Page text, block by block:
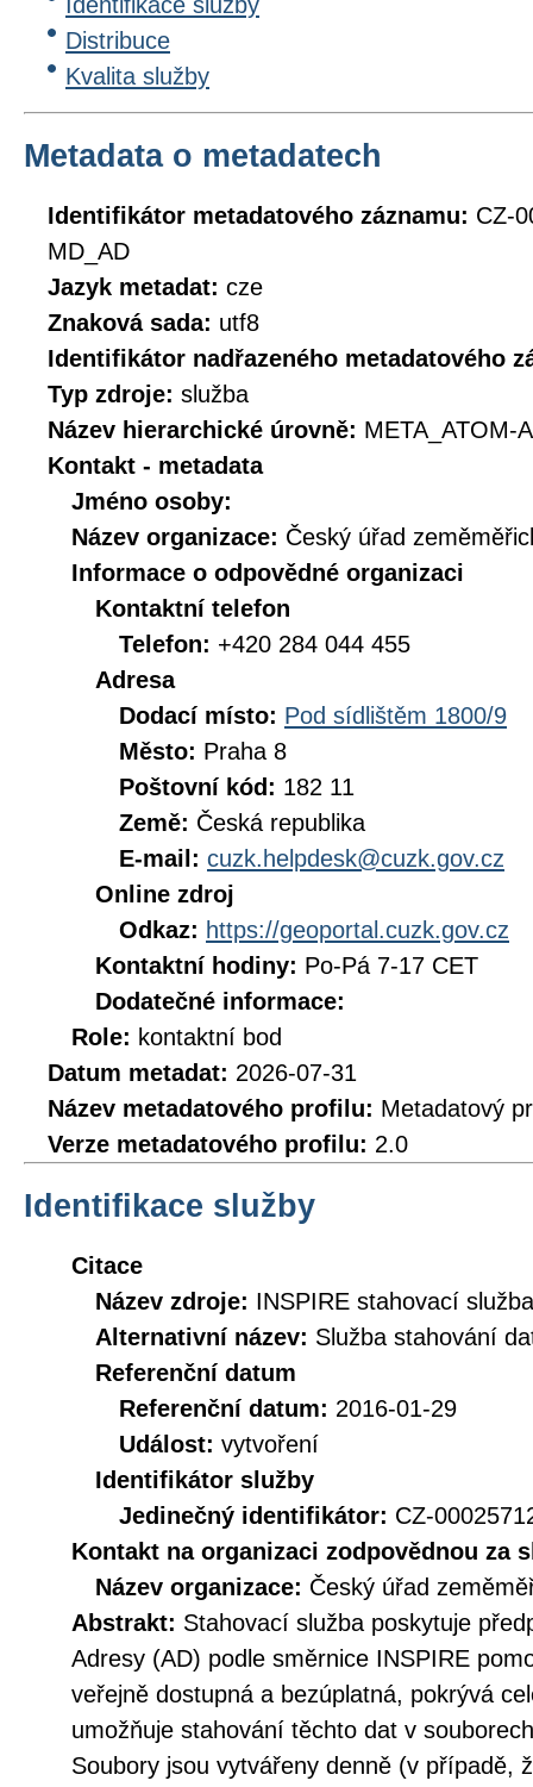
Distribuce
Kvalita služby
Metadata o metadatech
Identifikátor metadatového záznamu: CZ-
MD_AD
Jazyk metadat: cze
Znaková sada: utf8
Identifikátor nadřazeného metadatového
Typ zdroje: služba
Název hierarchické úrovně: META_ATOM-
Kontakt - metadata
Jméno osoby:
Název organizace: Český úřad
Informace o odpovědné organizaci
Kontaktní telefon
Telefon: +420 284 044 455
Adresa
Dodací místo: Pod sídlištěm 1800/9
Město: Praha 8
Poštovní kód: 182 11
Země: Česká republika
E-mail: cuzk.helpdesk@cuzk.gov.cz
Online zdroj
Odkaz: https://geoportal.cuzk.gov.cz
Kontaktní hodiny: Po-Pá 7-17 CET
Dodatečné informace:
Role: kontaktní bod
Datum metadat: 2026-07-31
Název metadatového profilu: Metadatový
Verze metadatového profilu: 2.0
Identifikace služby
Citace
Název zdroje: INSPIRE stahovací
Alternativní název: Služba stahování
Referenční datum
Referenční datum: 2016-01-29
Událost: vytvoření
Identifikátor služby
Jedinečný identifikátor: CZ-
Kontakt na organizaci zodpovědnou za
Název organizace: Český úřad
Abstrakt: Stahovací služba poskytuje
Adresy (AD) podle směrnice INSPIRE
veřejně dostupná a bezúplatná, pokrývá
umožňuje stahování těchto dat v
Soubory jsou vytvářeny denně (v případě,